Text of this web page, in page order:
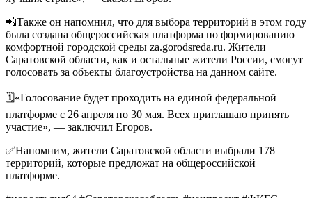
📲Также он напомнил, что для выбора территорий в этом году
была создана общероссийская платформа по формированию
комфортной городской среды za.gorodsreda.ru. Жители
Саратовской области, как и остальные жители России, смогут
голосовать за объекты благоустройства на данном сайте.
🗓«Голосование будет проходить на единой федеральной
платформе с 26 апреля по 30 мая. Всех приглашаю принять
участие», — заключил Егоров.
✅Напомним, жители Саратовской области выбрали 178
территорий, которые предложат на общероссийской
платформе.